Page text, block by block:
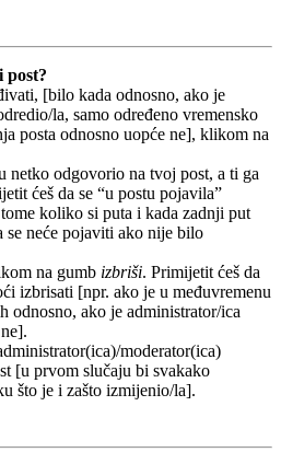
post?
[bilo kada odnosno, ako je
la, samo određeno vremensko
posta odnosno uopće ne], klikom na
netko odgovorio na tvoj post, a ti ga
ćeš da se “u postu pojavila”
koliko si puta i kada zadnji put
se neće pojaviti ako nije bilo
na gumb izbriši. Primijetit ćeš da
izbrisati [npr. ako je u međuvremenu
odnosno, ako je administrator/ica
moderator(ica)
[u prvom slučaju bi svakako
što je i zašto izmijenio/la].